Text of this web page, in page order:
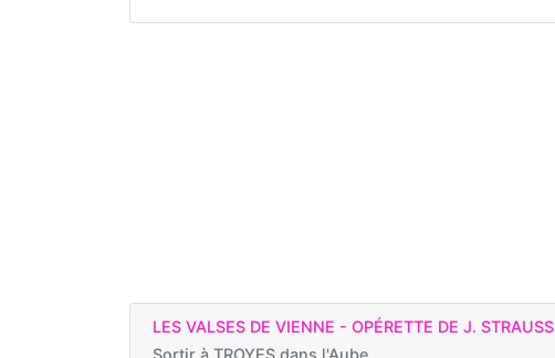
LES VALSES DE VIENNE - OPÉRETTE DE J. STRAUSS
Sortir à TROYES dans l'Aube